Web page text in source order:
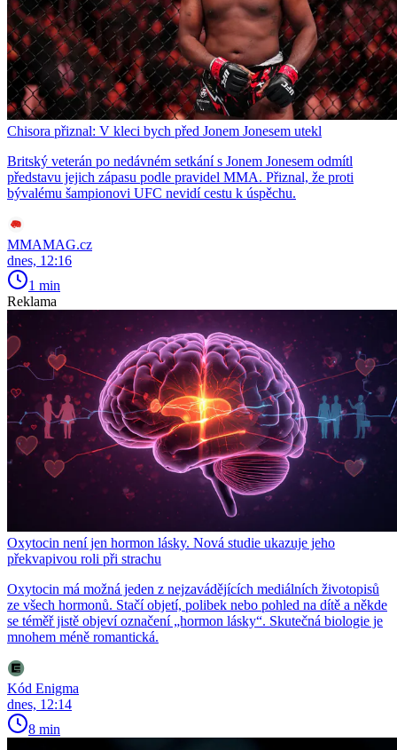
Chisora přiznal: V kleci bych před Jonem Jonesem utekl
Britský veterán po nedávném setkání s Jonem Jonesem odmítl
představu jejich zápasu podle pravidel MMA. Přiznal, že proti
bývalému šampionovi UFC nevidí cestu k úspěchu.
MMAMAG.cz
dnes, 12:16
1 min
Reklama
Oxytocin není jen hormon lásky. Nová studie ukazuje jeho
překvapivou roli při strachu
Oxytocin má možná jeden z nejzavádějících mediálních životopisů
ze všech hormonů. Stačí objetí, polibek nebo pohled na dítě a někde
se téměř jistě objeví označení „hormon lásky“. Skutečná biologie je
mnohem méně romantická.
Kód Enigma
dnes, 12:14
8 min